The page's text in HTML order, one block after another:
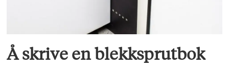
Å skrive en blekksprutbok